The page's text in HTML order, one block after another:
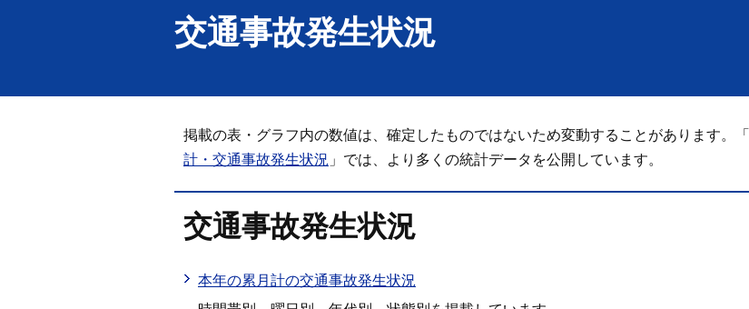
交通事故発生状況
掲載の表・グラフ内の数値は、確定したものではないため変動することがあります。「
計・交通事故発生状況 」では、より多くの統計データを公開しています。
交通事故発生状況
本年の累月計の交通事故発生状況